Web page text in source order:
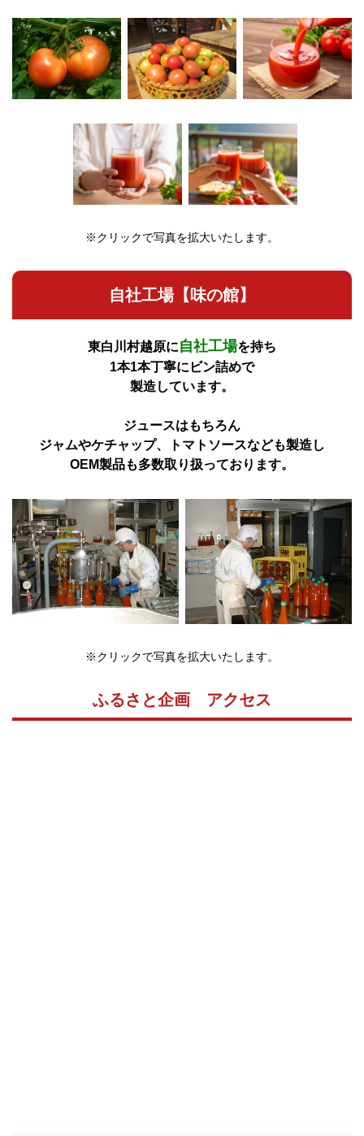
※クリックで写真を拡大いたします。
自社工場【味の館】
東白川村越原に自社工場を持ち
1本1本丁寧にビン詰めで
製造しています。
ジュースはもちろん
ジャムやケチャップ、トマトソースなども製造し
OEM製品も多数取り扱っております。
※クリックで写真を拡大いたします。
ふるさと企画 アクセス